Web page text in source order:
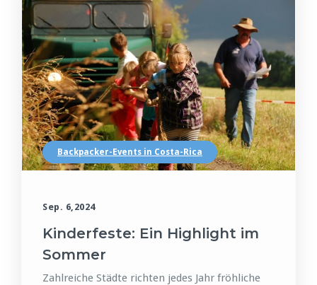
Backpacker-Events in Costa-Rica
Sep. 6,2024
Kinderfeste: Ein Highlight im
Sommer
Zahlreiche Städte richten jedes Jahr fröhliche